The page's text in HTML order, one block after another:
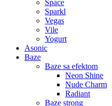
Space
Sparkl
Vegas
Vile
Yogurt
Asonic
Baze
Baze sa efektom
Neon Shine
Nude Charm
Radiant
Baze strong